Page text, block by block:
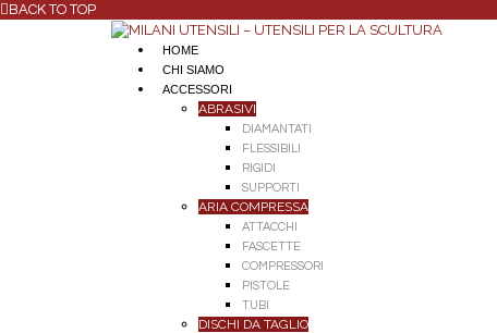
BACK TO TOP
HOME
CHI SIAMO
ACCESSORI
ABRASIVI
DIAMANTATI
FLESSIBILI
RIGIDI
SUPPORTI
ARIA COMPRESSA
ATTACCHI
FASCETTE
COMPRESSORI
PISTOLE
TUBI
DISCHI DA TAGLIO